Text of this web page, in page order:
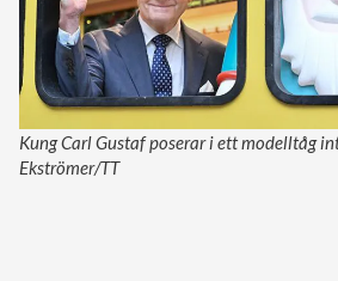
Kung Carl Gustaf poserar i ett modelltåg
Ekströmer/TT